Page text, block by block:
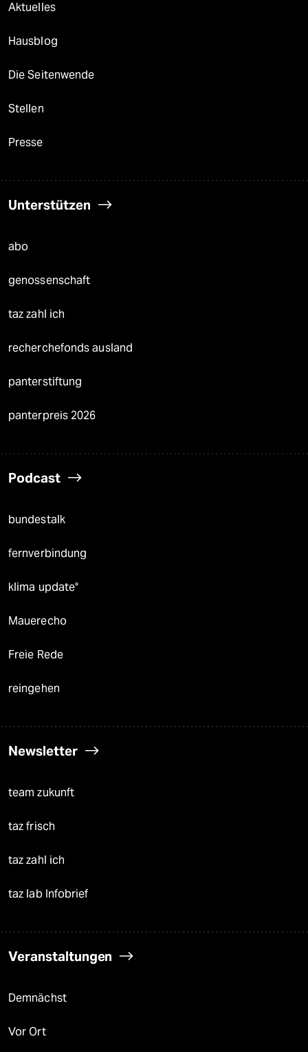
Aktuelles
Hausblog
Die Seitenwende
Stellen
Presse
Unterstützen
abo
genossenschaft
taz zahl ich
recherchefonds ausland
panterstiftung
panterpreis 2026
Podcast
bundestalk
fernverbindung
klima update°
Mauerecho
Freie Rede
reingehen
Newsletter
team zukunft
taz frisch
taz zahl ich
taz lab Infobrief
Veranstaltungen
Demnächst
Vor Ort